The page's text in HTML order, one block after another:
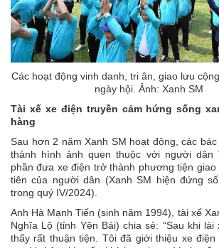
Các hoạt động vinh danh, tri ân, giao lưu
ngày hội. Ảnh: Xanh SM
Tài xế xe điện truyền cảm hứng sống
hàng
Sau hơn 2 năm Xanh SM hoạt động, các
thành hình ảnh quen thuộc với người dân
phần đưa xe điện trở thành phương tiện
tiên của người dân (Xanh SM hiện đứng
trong quý IV/2024).
Anh Hà Mạnh Tiến (sinh năm 1994), tài xế
Nghĩa Lộ (tỉnh Yên Bái) chia sẻ: “Sau khi lái
thấy rất thuận tiện. Tôi đã giới thiệu xe điện